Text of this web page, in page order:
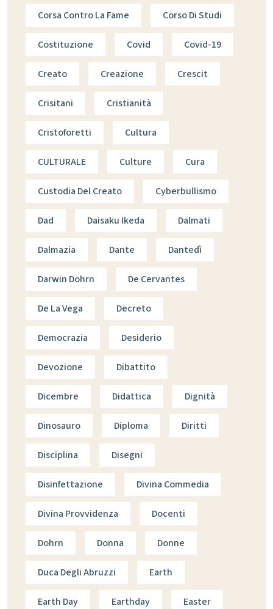
Corsa Contro La Fame Corso Di Studi
Costituzione Covid Covid-19
Creato Creazione Crescit
Crisitani Cristianità
Cristoforetti Cultura
CULTURALE Culture Cura
Custodia Del Creato Cyberbullismo
Dad Daisaku Ikeda Dalmati
Dalmazia Dante Dantedì
Darwin Dohrn De Cervantes
De La Vega Decreto
Democrazia Desiderio
Devozione Dibattito
Dicembre Didattica Dignità
Dinosauro Diploma Diritti
Disciplina Disegni
Disinfettazione Divina Commedia
Divina Provvidenza Docenti
Dohrn Donna Donne
Duca Degli Abruzzi Earth
Earth Day Earthday Easter